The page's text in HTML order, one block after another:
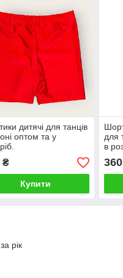
дитячі для танців
оптом та у
₴
Купити
для
в
360
рік